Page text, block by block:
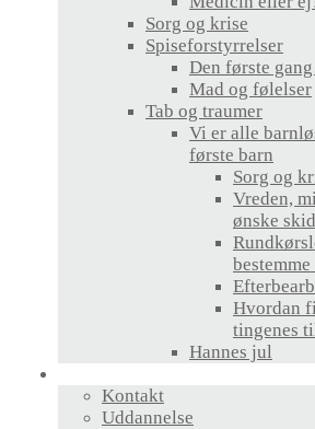
Sorg og krise
Spiseforstyrrelser
Den første
Mad og følelser
Tab og traumer
Vi er alle
første barn
Sorg og
Vreden,
ønske
Hvordan
tingenes
Hannes jul
Kontakt
Uddannelse